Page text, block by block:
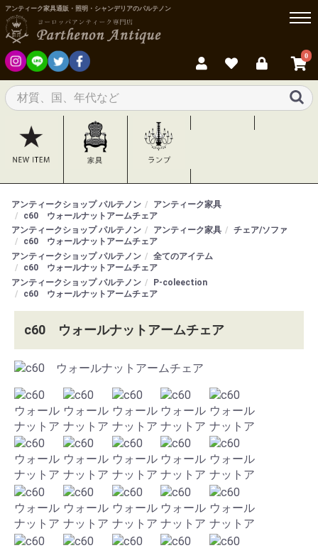
アンティーク家具通販・照明・シャンデリアのパルテノン
0
アンティークショップ パルテノン
アンティーク家具
c60 ウォールナットアームチェア
アンティークショップ パルテノン
アンティーク家具
チェア/ソファ
c60 ウォールナットアームチェア
アンティークショップ パルテノン
全てのアイテム
c60 ウォールナットアームチェア
アンティークショップ パルテノン
P-coleection
c60 ウォールナットアームチェア
c60 ウォールナットアームチェア